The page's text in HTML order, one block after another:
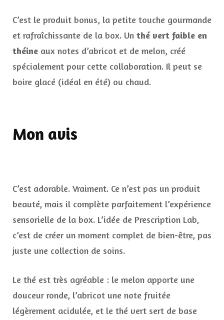
C’est le produit bonus, la petite touche gourmande
et rafraîchissante de la box. Un thé vert faible en
théine aux notes d’abricot et de melon, créé
spécialement pour cette collaboration. Il peut se
boire glacé (idéal en été) ou chaud.
Mon avis
C’est adorable. Vraiment. Ce n’est pas un produit
beauté, mais il complète parfaitement l’expérience
sensorielle de la box. L’idée de Prescription Lab,
c’est de créer un moment complet de bien-être, pas
juste une collection de soins.
Le thé est très agréable : le melon apporte une
douceur ronde, l’abricot une note fruitée
légèrement acidulée, et le thé vert sert de base